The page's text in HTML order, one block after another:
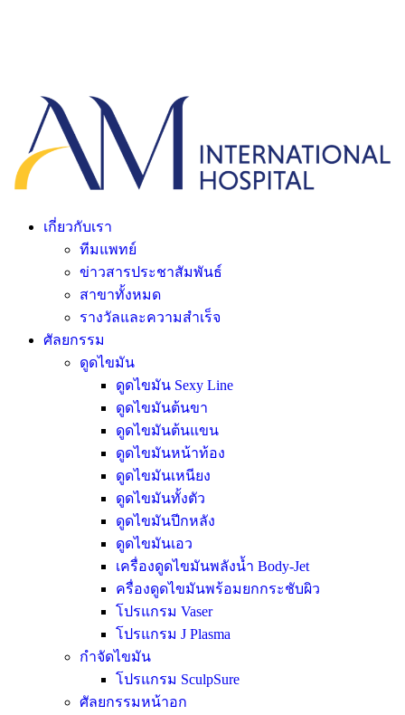
เกี่ยวกับเรา
ทีมแพทย์
ข่าวสารประชาสัมพันธ์
สาขาทั้งหมด
รางวัลและความสำเร็จ
ศัลยกรรม
ดูดไขมัน
ดูดไขมัน Sexy Line
ดูดไขมันต้นขา
ดูดไขมันต้นแขน
ดูดไขมันหน้าท้อง
ดูดไขมันเหนียง
ดูดไขมันทั้งตัว
ดูดไขมันปีกหลัง
ดูดไขมันเอว
เครื่องดูดไขมันพลังน้ำ Body-Jet
ครื่องดูดไขมันพร้อมยกกระชับผิว
โปรแกรม Vaser
โปรแกรม J Plasma
กำจัดไขมัน
โปรแกรม SculpSure
ศัลยกรรมหน้าอก